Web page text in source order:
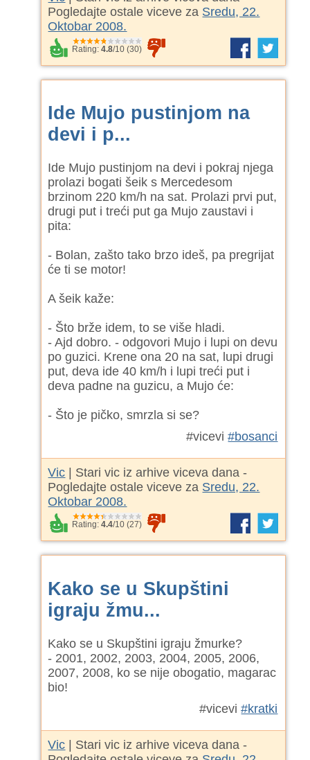
Pogledajte ostale viceve za Sredu, 22.
Oktobar 2008.
Rating:4.8/10 (30)
Ide Mujo pustinjom na
devi i p...
Ide Mujo pustinjom na devi i pokraj njega
prolazi bogati šeik s Mercedesom
brzinom 220 km/h na sat. Prolazi prvi put,
drugi put i treći put ga Mujo zaustavi i
pita:
- Bolan, zašto tako brzo ideš, pa pregrijat
će ti se motor!
A šeik kaže:
- Što brže idem, to se više hladi.
- Ajd dobro. - odgovori Mujo i lupi on devu
po guzici. Krene ona 20 na sat, lupi drugi
put, deva ide 40 km/h i lupi treći put i
deva padne na guzicu, a Mujo će:
- Što je pičko, smrzla si se?
#vicevi#bosanci
Vic | Stari vic iz arhive viceva dana -
Pogledajte ostale viceve za Sredu, 22.
Oktobar 2008.
Rating:4.4/10 (27)
Kako se u Skupštini
igraju žmu...
Kako se u Skupštini igraju žmurke?
- 2001, 2002, 2003, 2004, 2005, 2006,
2007, 2008, ko se nije obogatio, magarac
bio!
#vicevi#kratki
Vic | Stari vic iz arhive viceva dana -